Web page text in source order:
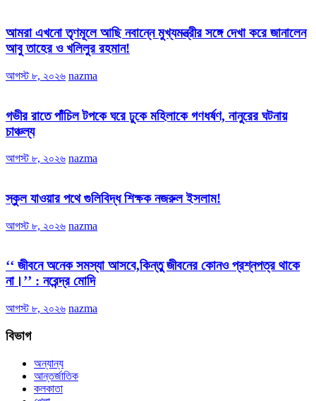
আমরা এখনো তৃণমূলে আছি নবান্নে মুখ্যমন্ত্রীর সঙ্গে দেখা করে জানালেন
আবু তাহের ও খলিলুর রহমান!
আগস্ট ৮, ২০২৬ nazma
গভীর রাতে পাঁচিল টপকে ঘরে ঢুকে মহিলাকে গণধর্ষণ, নানুরের ঘটনায়
চাঞ্চল্য
আগস্ট ৮, ২০২৬ nazma
স্কুল যাওয়ার পথে গুলিবিদ্ধ শিক্ষক নজরুল ইসলাম!
আগস্ট ৮, ২০২৬ nazma
‘‘ জীবনে অনেক সমস্যা আসবে,কিন্তু জীবনের কোনও প্রশ্নপত্র থাকে
না।’’ : নরেন্দ্র মোদি
আগস্ট ৮, ২০২৬ nazma
বিভাগ
অন্যান্য
আন্তর্জাতিক
কলকাতা